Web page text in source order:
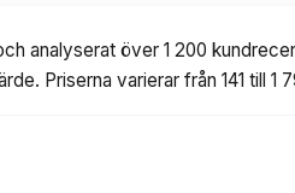
analyserat över 1 200
Priserna varierar från 141 till